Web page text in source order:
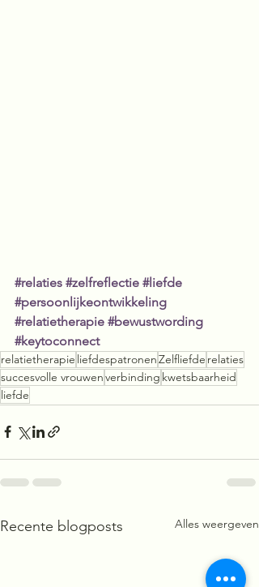
#relaties #zelfreflectie #liefde
#persoonlijkeontwikkeling
#relatietherapie #bewustwording
#keytoconnect
relatietherapie liefdespatronenZelfliefde relaties
succesvolle vrouwenverbinding kwetsbaarheid
liefde
Recente blogposts Alles weergeven